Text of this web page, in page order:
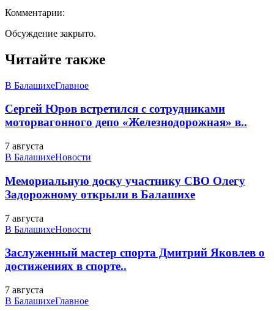
Комментарии:
Обсуждение закрыто.
Читайте также
В БалашихеГлавное
Сергей Юров встретился с сотрудниками
моторвагонного депо «Железнодорожная» в..
7 августа
В БалашихеНовости
Мемориальную доску участнику СВО Олегу
Задорожному открыли в Балашихе
7 августа
В БалашихеНовости
Заслуженный мастер спорта Дмитрий Яковлев о
достижениях в спорте..
7 августа
В БалашихеГлавное